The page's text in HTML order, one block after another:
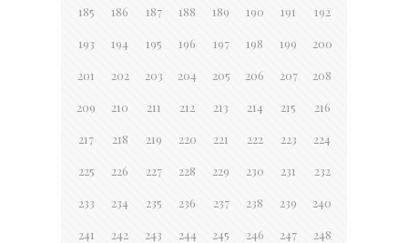
185 186 187 188 189 190 191 192
193 194 195 196 197 198 199 200
201 202 203 204 205 206 207 208
209 210 211 212 213 214 215 216
217 218 219 220 221 222 223 224
225 226 227 228 229 230 231 232
233 234 235 236 237 238 239 240
241 242 243 244 245 246 247 248